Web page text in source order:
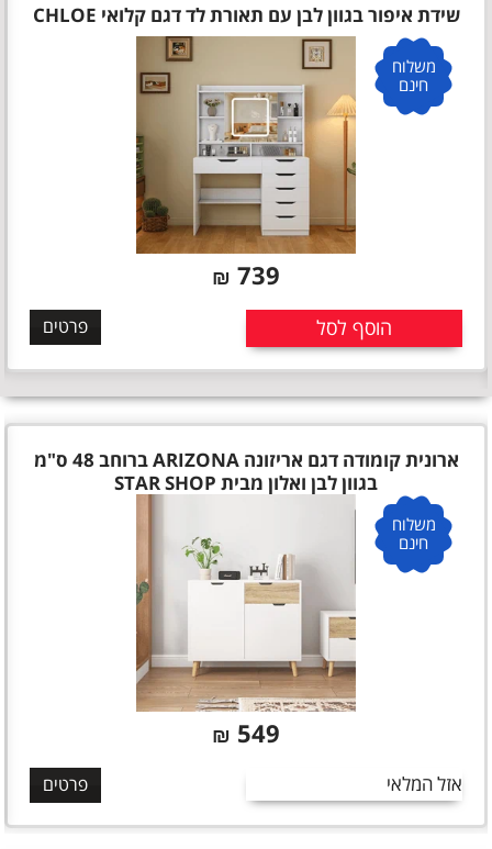
שידת איפור בגוון לבן עם תאורת לד דגם קלואי CHLOE
משלוח
חינם
739
₪
הוסף לסל פרטים
ארונית קומודה דגם אריזונה ARIZONA ברוחב 48 ס"מ
בגוון לבן ואלון מבית STAR SHOP
משלוח
חינם
549
₪
אזל המלאי פרטים